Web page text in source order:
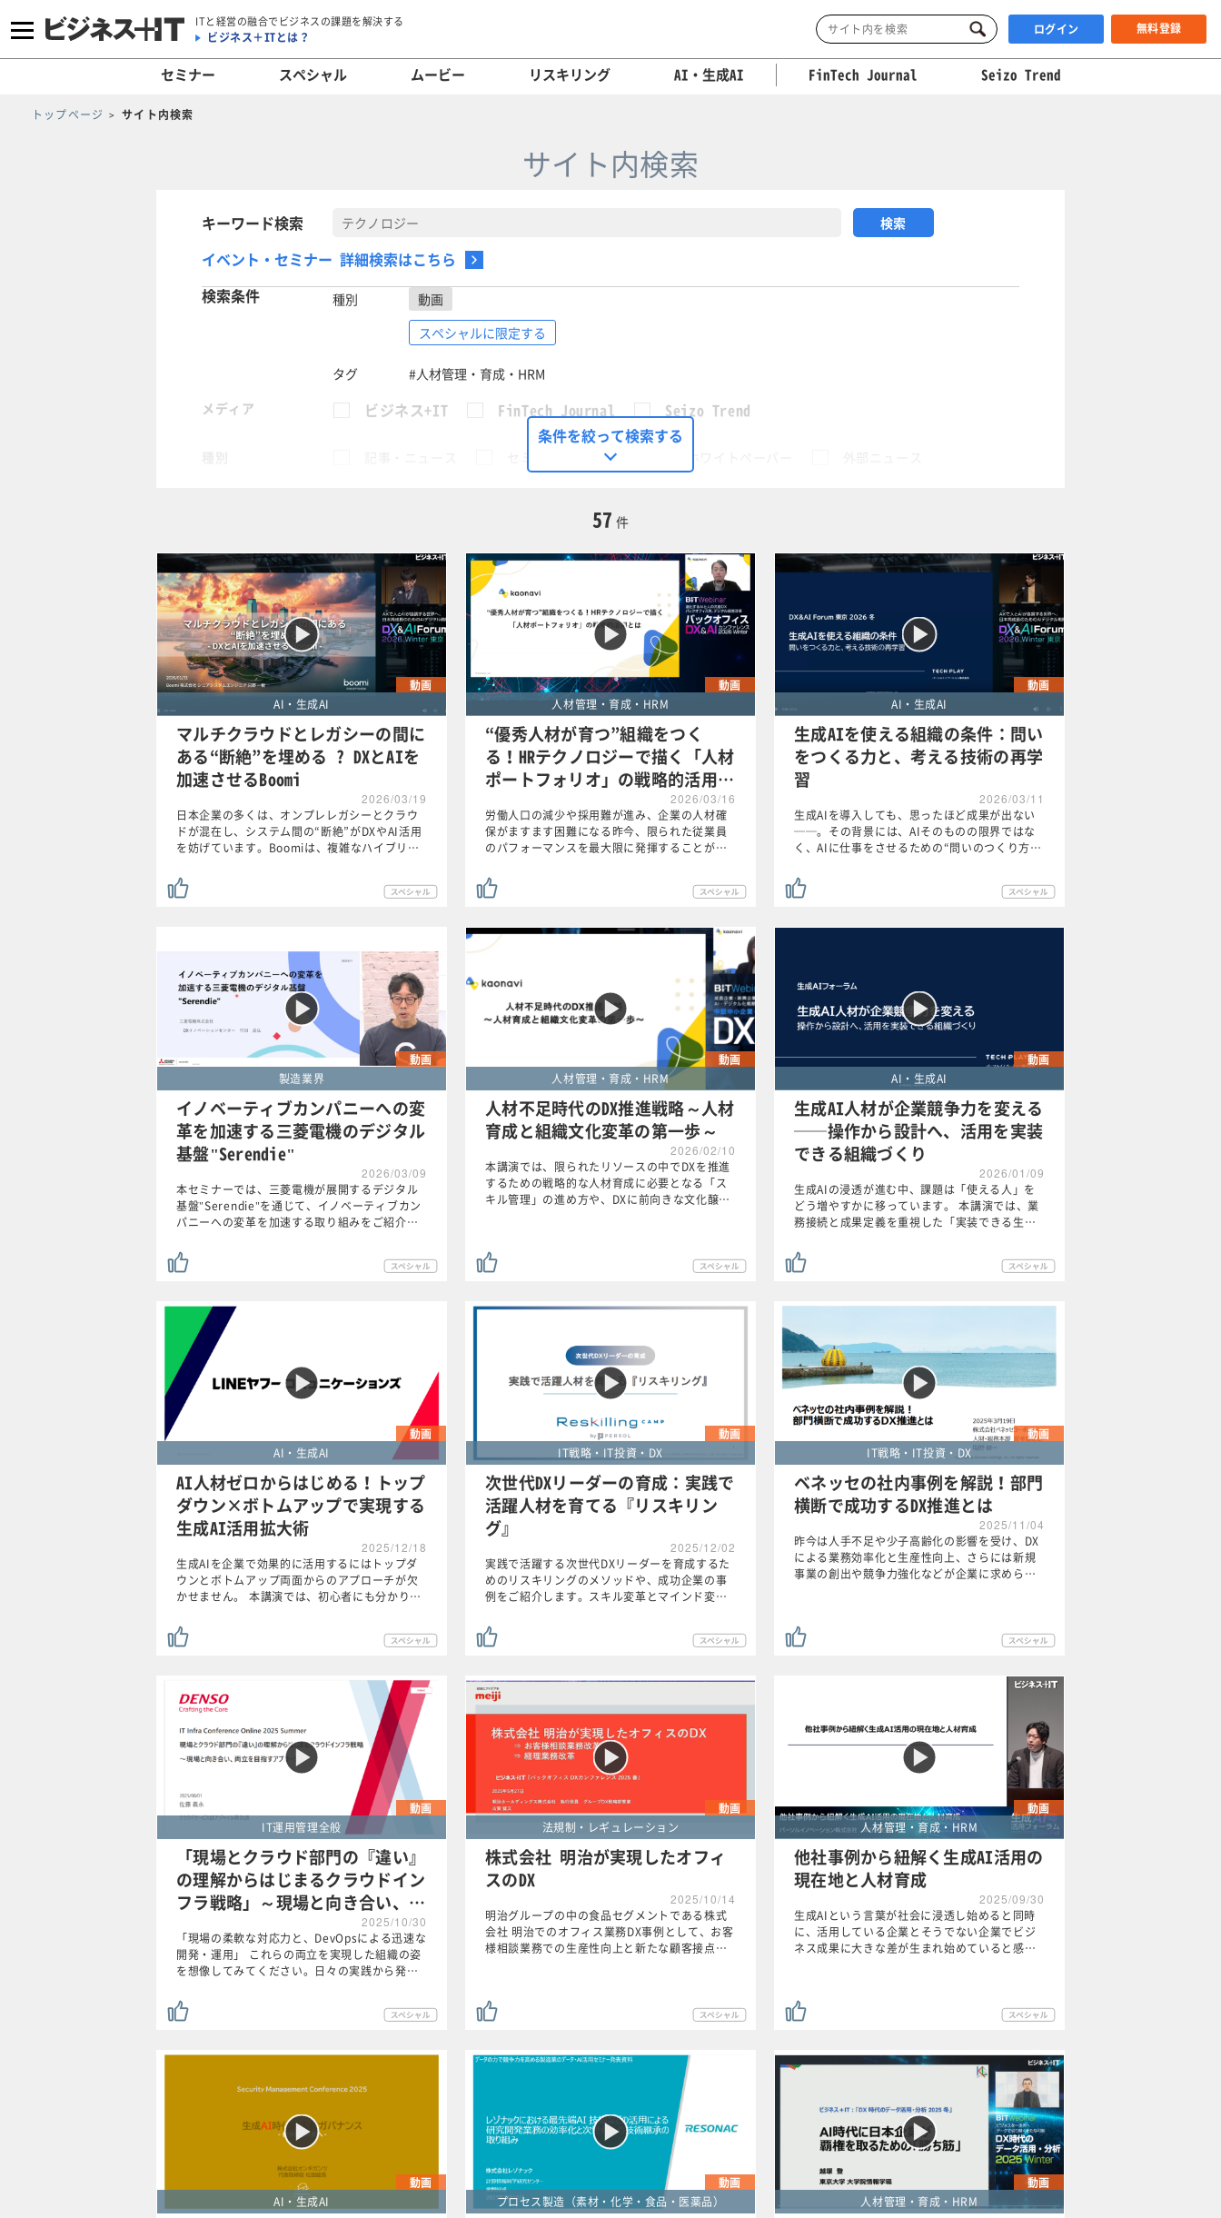
ITと経営の融合でビジネスの課題を解決する
ビジネス＋ITとは？ ログイン 無料登録
セミナー スペシャル ムービー リスキリング AI・生成AI FinTech Journal Seizo Trend
トップページ サイト内検索
サイト内検索
キーワード検索
イベント・セミナー 詳細検索はこちら
検索条件
種別
動画
スペシャルに限定する
タグ
#人材管理・育成・HRM
メディア
ビジネス+IT FinTech Journal Seizo Trend
動画
タグ ×
× 人材管理・育成・HRM
クリア この条件で検索する
条件を絞って検索する
57 件
動画
AI・生成AI
マルチクラウドとレガシーの間に
ある“断絶”を埋める ? DXとAIを
加速させるBoomi
2026/03/19
日本企業の多くは、オンプレレガシーとクラウ
ドが混在し、システム間の“断絶”がDXやAI活用
を妨げています。Boomiは、複雑なハイブリ…
動画
人材管理・育成・HRM
“優秀人材が育つ”組織をつく
る！HRテクノロジーで描く「人材
ポートフォリオ」の戦略的活用…
2026/03/16
労働人口の減少や採用難が進み、企業の人材確
保がますます困難になる昨今、限られた従業員
のパフォーマンスを最大限に発揮することが…
動画
AI・生成AI
生成AIを使える組織の条件：問い
をつくる力と、考える技術の再学
習
2026/03/11
生成AIを導入しても、思ったほど成果が出ない
──。その背景には、AIそのものの限界ではな
く、AIに仕事をさせるための“問いのつくり方…
動画
製造業界
イノベーティブカンパニーへの変
革を加速する三菱電機のデジタル
基盤"Serendie"
2026/03/09
本セミナーでは、三菱電機が展開するデジタル
基盤"Serendie"を通じて、イノベーティブカン
パニーへの変革を加速する取り組みをご紹介…
動画
人材管理・育成・HRM
人材不足時代のDX推進戦略～人材
育成と組織文化変革の第一歩～
2026/02/10
本講演では、限られたリソースの中でDXを推進
するための戦略的な人材育成に必要となる「ス
キル管理」の進め方や、DXに前向きな文化醸…
動画
AI・生成AI
生成AI人材が企業競争力を変える
──操作から設計へ、活用を実装
できる組織づくり
2026/01/09
生成AIの浸透が進む中、課題は「使える人」を
どう増やすかに移っています。 本講演では、業
務接続と成果定義を重視した「実装できる生…
動画
AI・生成AI
AI人材ゼロからはじめる！トップ
ダウン×ボトムアップで実現する
生成AI活用拡大術
2025/12/18
生成AIを企業で効果的に活用するにはトップダ
ウンとボトムアップ両面からのアプローチが欠
かせません。 本講演では、初心者にも分かり…
動画
IT戦略・IT投資・DX
次世代DXリーダーの育成：実践で
活躍人材を育てる『リスキリン
グ』
2025/12/02
実践で活躍する次世代DXリーダーを育成するた
めのリスキリングのメソッドや、成功企業の事
例をご紹介します。スキル変革とマインド変…
動画
IT戦略・IT投資・DX
ベネッセの社内事例を解説！部門
横断で成功するDX推進とは
2025/11/04
昨今は人手不足や少子高齢化の影響を受け、DX
による業務効率化と生産性向上、さらには新規
事業の創出や競争力強化などが企業に求めら…
動画
IT運用管理全般
「現場とクラウド部門の『違い』
の理解からはじまるクラウドイン
フラ戦略」～現場と向き合い、…
2025/10/30
「現場の柔軟な対応力と、DevOpsによる迅速な
開発・運用」 これらの両立を実現した組織の姿
を想像してみてください。日々の実践から発…
動画
法規制・レギュレーション
株式会社 明治が実現したオフィ
スのDX
2025/10/14
明治グループの中の食品セグメントである株式
会社 明治でのオフィス業務DX事例として、お客
様相談業務での生産性向上と新たな顧客接点…
動画
人材管理・育成・HRM
他社事例から紐解く生成AI活用の
現在地と人材育成
2025/09/30
生成AIという言葉が社会に浸透し始めると同時
に、活用している企業とそうでない企業でビジ
ネス成果に大きな差が生まれ始めていると感…
動画
AI・生成AI
動画
プロセス製造（素材・化学・食品・医薬品）
動画
人材管理・育成・HRM